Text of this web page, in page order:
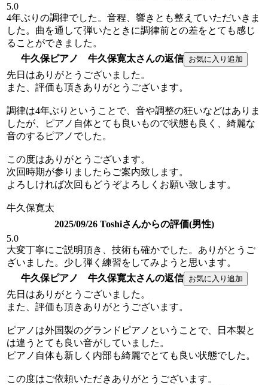
5.0
4年ぶりの調律でした。音程、響きとも整えていただいきま
した。曲を通して弾いたときに調律前との差をとても感じ
ることができました。
牛久保ピアノ 牛久保寛太さんの返信
先日はありがとうございました。
また、評価も頂きありがとうございます。
調律は4年ぶりということで、音や調整の狂いなどはありま
したが、ピアノ自体とても良いもので状態も良く、綺麗な
音のするピアノでした。
この度はありがとうございます。
次回時期が参りましたらご案内致します。
よろしければ次回もどうぞよろしくお願い致します。
牛久保寛太
2025/09/26 Toshiさんからの評価(男性)
5.0
大変丁寧にご説明頂き、技術も確かでした。ありがとうご
ざいました。少し弾く練習をしてみようと思います。
牛久保ピアノ 牛久保寛太さんの返信
先日はありがとうございました。
また、評価も頂きありがとうございます。
ピアノは外国製のグランドピアノということで、日本製と
は違うとても良い音がしていました。
ピアノ自体も新しく内部も綺麗でとても良い状態でした。
この度はご依頼いただきありがとうございます。